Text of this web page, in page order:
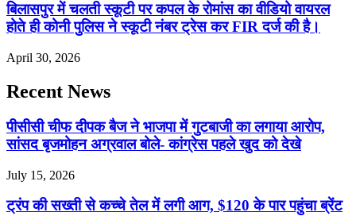
बिलासपुर में चलती स्कूटी पर कपल के रोमांस का वीडियो वायरल
होते ही कोनी पुलिस ने स्कूटी नंबर ट्रेस कर FIR दर्ज की है।
April 30, 2026
Recent News
पीसीसी चीफ दीपक बैज ने भाजपा में गुटबाजी का लगाया आरोप,
सांसद बृजमोहन अग्रवाल बोले- कांग्रेस पहले खुद को देखे
July 15, 2026
ट्रंप की सख्ती से कच्चे तेल में लगी आग, $120 के पार पहुंचा ब्रेंट